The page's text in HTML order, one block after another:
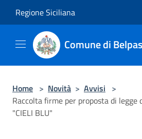
Regione Siciliana
Comune di
Home > Novità > Avvisi >
Raccolta firme per proposta di
"CIELI BLU"